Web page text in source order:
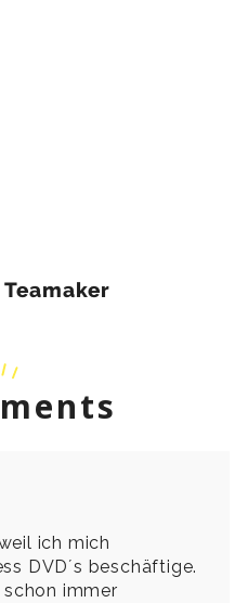
ich mich
DVD´s beschäftige.
immer